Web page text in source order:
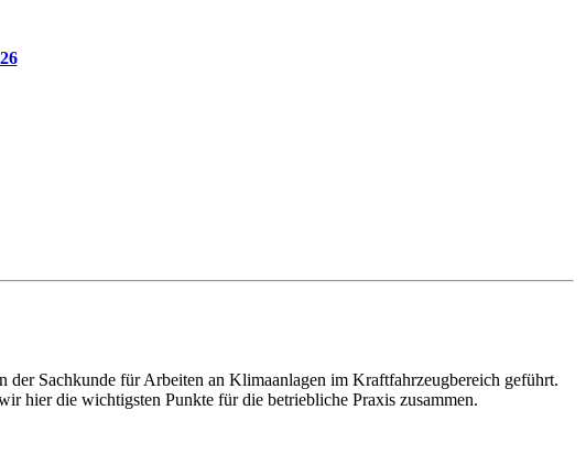
Sachkunde für Arbeiten an Klimaanlagen im Kraftfahrzeugbereich geführt.
hier die wichtigsten Punkte für die betriebliche Praxis zusammen.